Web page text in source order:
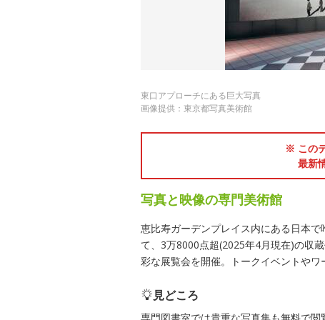
東口アプローチにある巨大写真
画像提供：東京都写真美術館
※ この
最新
写真と映像の専門美術館
恵比寿ガーデンプレイス内にある日本
て、3万8000点超(2025年4月現在)の収
彩な展覧会を開催。トークイベントやワ
見どころ